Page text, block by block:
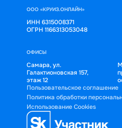
ООО «КРУИЗ.ОНЛАЙН»
ИНН 6315008371
ОГРН 1166313053048
ОФИСЫ
Самара, ул.
Галактионовская 157,
этаж 12
Пользовательское соглашение
Политика обработки
Использование Cookies